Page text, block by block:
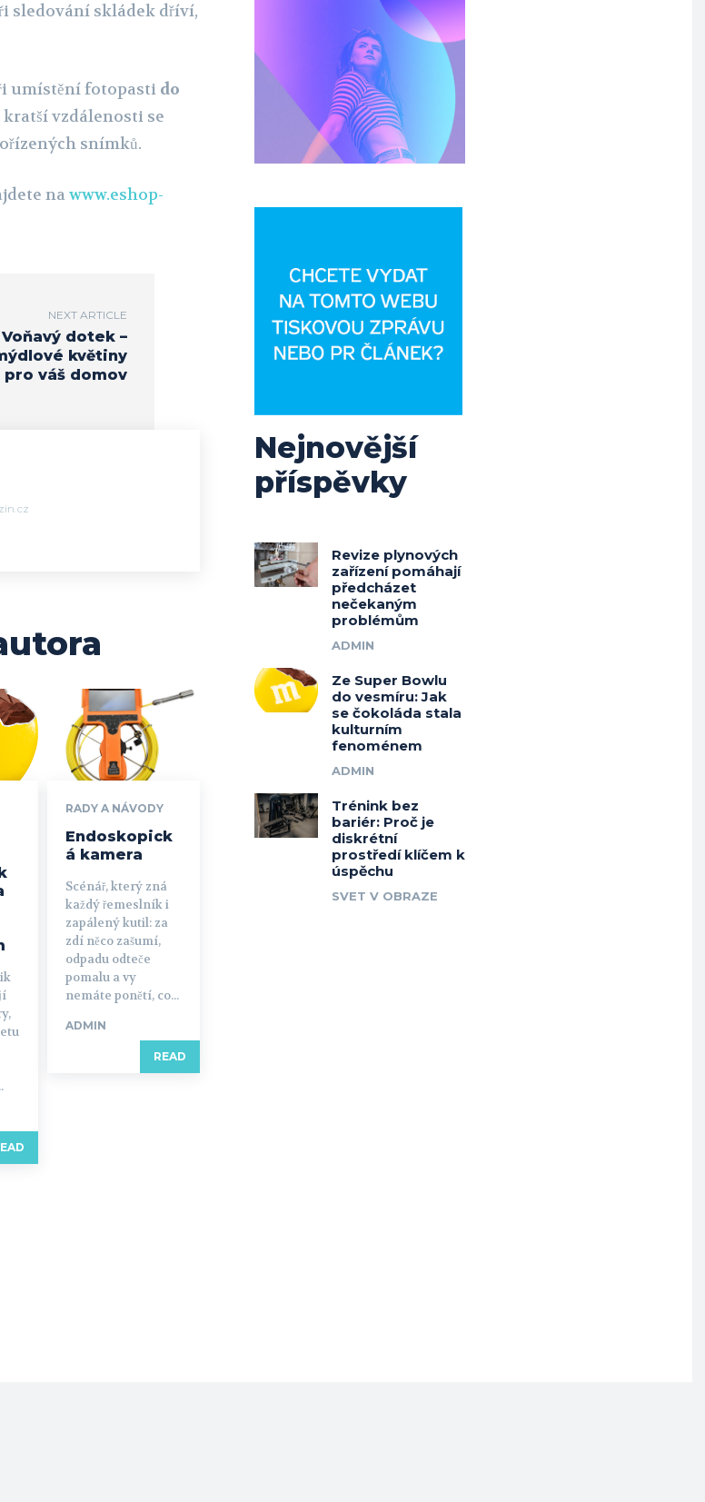
sledování skládek dříví,
umístění fotopasti do
kratší vzdálenosti se
snímků.
nawww.eshop-
NEXT ARTICLE
Voňavý dotek –
květiny
pro váš domov
RADY A NÁVODY
Endoskopick
á kamera
Scénář, který zná
každý řemeslník i
zapálený kutil: za
zdí něco zašumí,
odpadu odteče
pomalu a vy
nemáte ponětí, co...
ADMIN
READ
Nejnovější
příspěvky
Revize plynových
zařízení pomáhají
předcházet
nečekaným
problémům
ADMIN
Ze Super Bowlu
do vesmíru: Jak
se čokoláda stala
kulturním
fenoménem
ADMIN
Trénink bez
bariér: Proč je
diskrétní
prostředí klíčem k
úspěchu
SVET V OBRAZE